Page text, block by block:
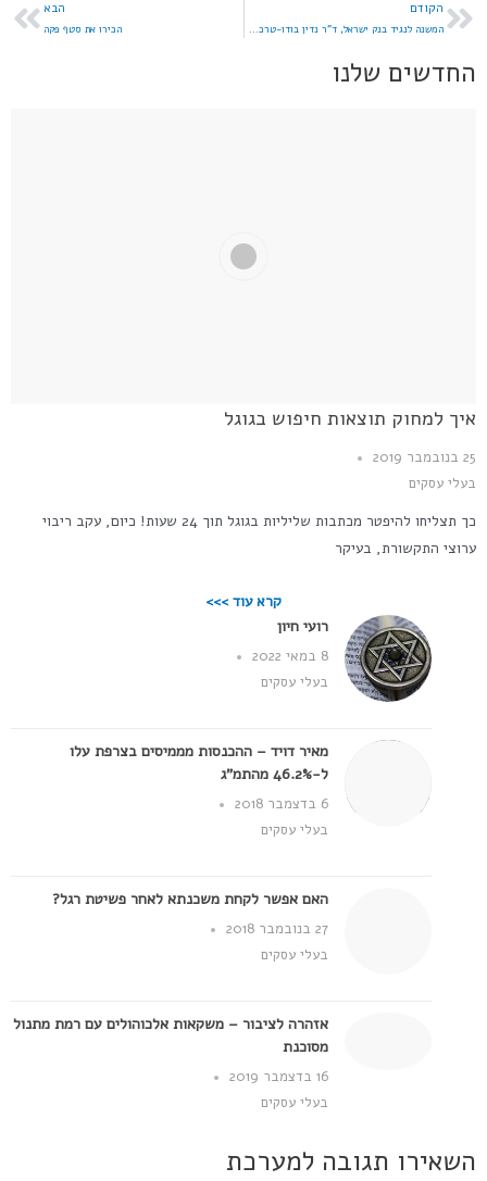
הקודם
המשנה לנגיד בנק ישראל, ד"ר נדין בודו-טרכטנברג פורשת
הבא
הכירו את סטף פקה
החדשים שלנו
איך למחוק תוצאות חיפוש בגוגל
25 בנובמבר 2019
בעלי עסקים
כך תצליחו להיפטר מכתבות שליליות בגוגל תוך 24 שעות! כיום, עקב ריבוי
ערוצי התקשורת, בעיקר
קרא עוד >>>
רועי חיון
8 במאי 2022
בעלי עסקים
מאיר דויד – ההכנסות מממיסים בצרפת עלו
ל-46.2% מהתמ"ג
6 בדצמבר 2018
בעלי עסקים
האם אפשר לקחת משכנתא לאחר פשיטת רגל?
27 בנובמבר 2018
בעלי עסקים
אזהרה לציבור – משקאות אלכוהולים עם רמת מתנול
מסוכנת
16 בדצמבר 2019
בעלי עסקים
השאירו תגובה למערכת